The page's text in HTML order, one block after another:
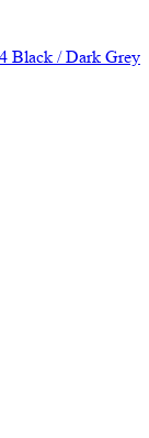
Black / Dark Grey